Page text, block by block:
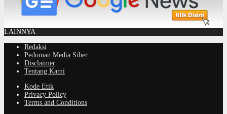
LAINNYA
Redaksi
Pedoman Media Siber
Disclaimer
Tentang Kami
Kode Etik
Privacy Policy
Terms and Conditions